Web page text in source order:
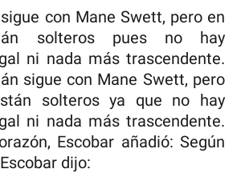
con Mane Swett, pero en
solteros pues no hay
ni nada más trascendente.
sigue con Mane Swett, pero
solteros ya que no hay
ni nada más trascendente.
Escobar añadió: Según
dijo: